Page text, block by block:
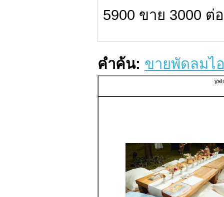
5900 ขาย 3000 ต่
คำค้น: ขายพัดลมไ